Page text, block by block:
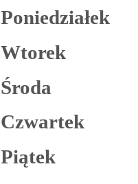
Poniedziałek
Wtorek
Środa
Czwartek
Piątek